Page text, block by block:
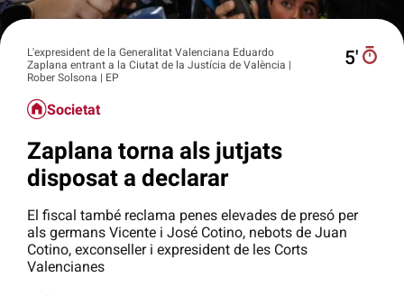
L'expresident de la Generalitat Valenciana Eduardo
Zaplana entrant a la Ciutat de la Justícia de València |
Rober Solsona | EP
5′
Societat
Zaplana torna als jutjats
disposat a declarar
El fiscal també reclama penes elevades de presó per
als germans Vicente i José Cotino, nebots de Juan
Cotino, exconseller i expresident de les Corts
Valencianes